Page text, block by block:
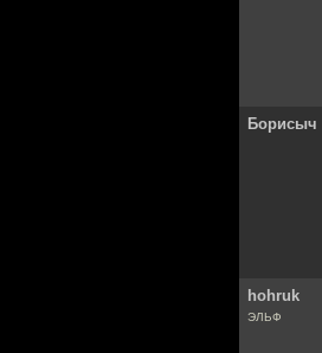
Борисыч
hohruk
ЭЛЬФ